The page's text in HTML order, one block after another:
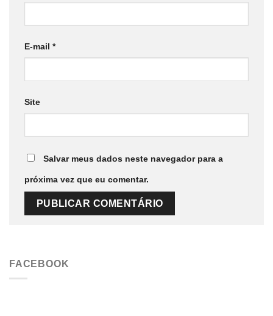
E-mail *
Site
Salvar meus dados neste navegador para a
próxima vez que eu comentar.
FACEBOOK